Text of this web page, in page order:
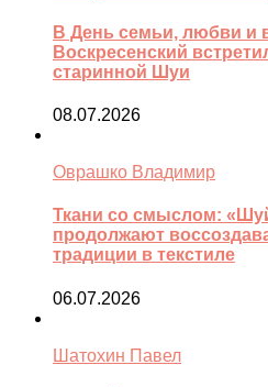
В День семьи, любви и
Воскресенский
старинной Шуи
08.07.2026
Оврашко Владимир
Ткани со смыслом:
продолжают
традиции в текстиле
06.07.2026
Шатохин Павел